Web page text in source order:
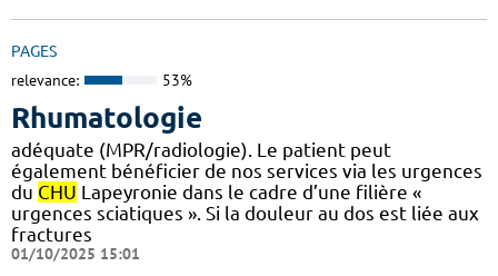
PAGES
relevance: 53%
Rhumatologie
adéquate (MPR/radiologie). Le patient peut
également bénéficier de nos services via les urgences
du CHU Lapeyronie dans le cadre d’une filière «
urgences sciatiques ». Si la douleur au dos est liée aux
fractures
01/10/2025 15:01